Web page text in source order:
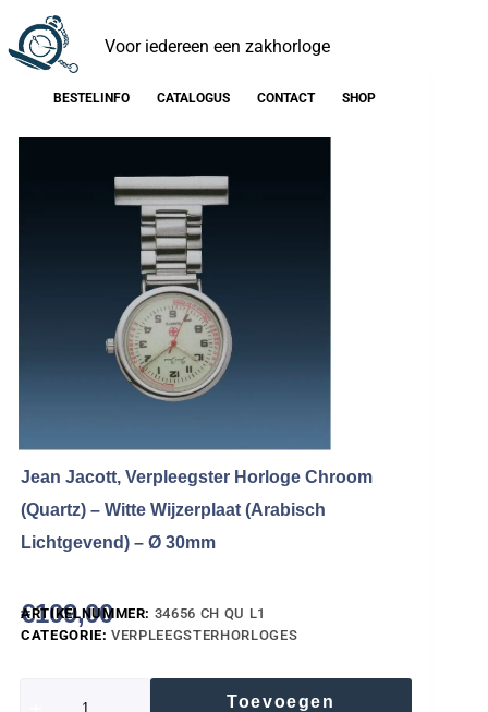
Voor iedereen een zakhorloge
BESTELINFO CATALOGUS CONTACT SHOP
Jean Jacott, Verpleegster Horloge Chroom
(Quartz) – Witte Wijzerplaat (Arabisch
Lichtgevend) – Ø 30mm
€109,00
ARTIKELNUMMER: 34656 CH QU L1
CATEGORIE:VERPLEEGSTERHORLOGES
Toevoegen